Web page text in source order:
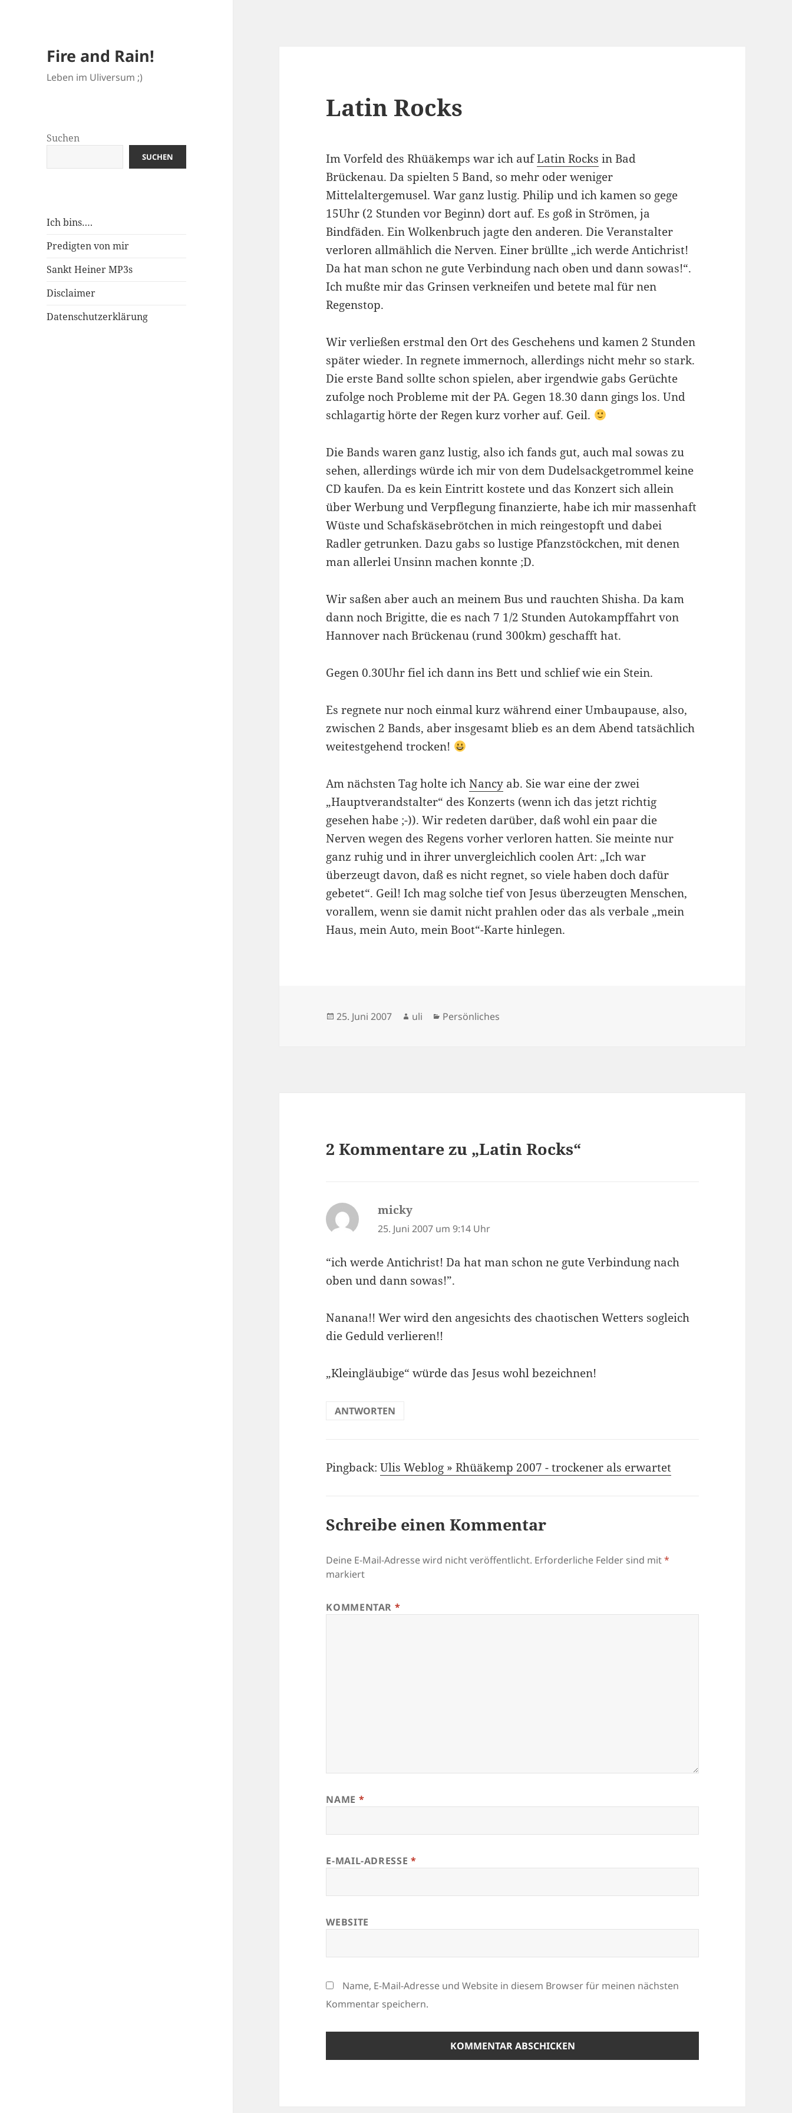
Fire and Rain!
Leben im Uliversum ;)
Suchen
SUCHEN
Ich bins….
Predigten von mir
Sankt Heiner MP3s
Disclaimer
Datenschutzerklärung
Latin Rocks
Im Vorfeld des Rhüäkemps war ich aufLatin Rocks in Bad
Brückenau. Da spielten 5 Band, so mehr oder weniger
Mittelaltergemusel. War ganz lustig. Philip und ich kamen so gege
15Uhr (2 Stunden vor Beginn) dort auf. Es goß in Strömen, ja
Bindfäden. Ein Wolkenbruch jagte den anderen. Die Veranstalter
verloren allmählich die Nerven. Einer brüllte „ich werde Antichrist!
Da hat man schon ne gute Verbindung nach oben und dann sowas!“.
Ich mußte mir das Grinsen verkneifen und betete mal für nen
Regenstop.
Wir verließen erstmal den Ort des Geschehens und kamen 2 Stunden
später wieder. In regnete immernoch, allerdings nicht mehr so stark.
Die erste Band sollte schon spielen, aber irgendwie gabs Gerüchte
zufolge noch Probleme mit der PA. Gegen 18.30 dann gings los. Und
schlagartig hörte der Regen kurz vorher auf. Geil.
Die Bands waren ganz lustig, also ich fands gut, auch mal sowas zu
sehen, allerdings würde ich mir von dem Dudelsackgetrommel keine
CD kaufen. Da es kein Eintritt kostete und das Konzert sich allein
über Werbung und Verpflegung finanzierte, habe ich mir massenhaft
Wüste und Schafskäsebrötchen in mich reingestopft und dabei
Radler getrunken. Dazu gabs so lustige Pfanzstöckchen, mit denen
man allerlei Unsinn machen konnte ;D.
Wir saßen aber auch an meinem Bus und rauchten Shisha. Da kam
dann noch Brigitte, die es nach 7 1/2 Stunden Autokampffahrt von
Hannover nach Brückenau (rund 300km) geschafft hat.
Gegen 0.30Uhr fiel ich dann ins Bett und schlief wie ein Stein.
Es regnete nur noch einmal kurz während einer Umbaupause, also,
zwischen 2 Bands, aber insgesamt blieb es an dem Abend tatsächlich
weitestgehend trocken!
Am nächsten Tag holte ichNancy ab. Sie war eine der zwei
„Hauptverandstalter“ des Konzerts (wenn ich das jetzt richtig
gesehen habe ;-)). Wir redeten darüber, daß wohl ein paar die
Nerven wegen des Regens vorher verloren hatten. Sie meinte nur
ganz ruhig und in ihrer unvergleichlich coolen Art: „Ich war
überzeugt davon, daß es nicht regnet, so viele haben doch dafür
gebetet“. Geil! Ich mag solche tief von Jesus überzeugten Menschen,
vorallem, wenn sie damit nicht prahlen oder das als verbale „mein
Haus, mein Auto, mein Boot“-Karte hinlegen.
Veröffentlicht
25. Juni 2007 Autor
uli Kategorien
Persönliches
2 Kommentare zu „Latin Rocks“
micky
25. Juni 2007 um 9:14 Uhr
“ich werde Antichrist! Da hat man schon ne gute Verbindung nach
oben und dann sowas!”.
Nanana!! Wer wird den angesichts des chaotischen Wetters sogleich
die Geduld verlieren!!
„Kleingläubige“ würde das Jesus wohl bezeichnen!
ANTWORTEN
Pingback:Ulis Weblog » Rhüäkemp 2007 - trockener als erwartet
Schreibe einen Kommentar
Deine E-Mail-Adresse wird nicht veröffentlicht. Erforderliche Felder sind mit*
markiert
KOMMENTAR *
NAME *
E-MAIL-ADRESSE *
WEBSITE
Name, E-Mail-Adresse und Website in diesem Browser für meinen nächsten
Kommentar speichern.